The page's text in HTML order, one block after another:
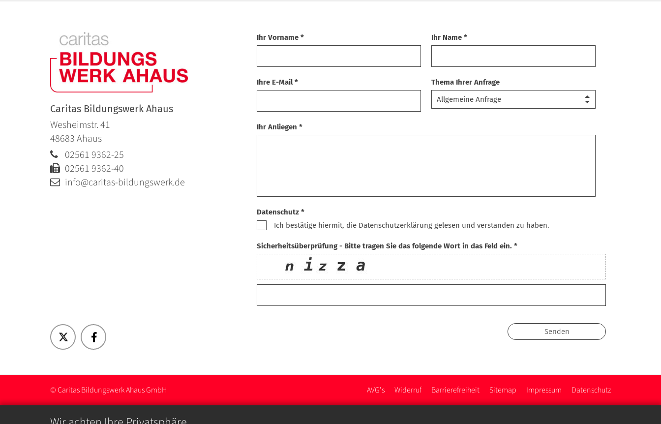
Ihr Vorname * Ihr Name *
Ihre E-Mail * Thema Ihrer Anfrage
Ihr Anliegen *
Datenschutz *
Ich bestätige hiermit, die Datenschutzerklärung gelesen und verstanden zu haben.
Sicherheitsüberprüfung - Bitte tragen Sie das folgende Wort in das Feld ein. *
Caritas Bildungswerk Ahaus
Wesheimstr. 41
48683Ahaus
02561 9362-25
02561 9362-40
info@caritas-bildungswerk.de
© Caritas Bildungswerk Ahaus GmbH AVG's Widerruf Barrierefreiheit Sitemap Impressum Datenschutz